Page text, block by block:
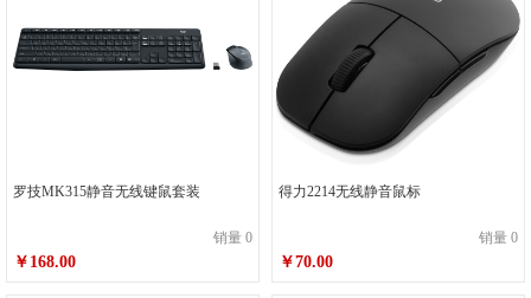
罗技MK315静音无线键鼠套装
销量 0
￥168.00
得力2214无线静音鼠标
销量 0
￥70.00